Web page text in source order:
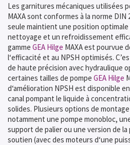
Les garnitures mécaniques utilisées
MAXA sont conformes à la norme
seule maintient une position optimale
nettoyage et un refroidissement
gamme GEA Hilge MAXA est pourvue
l‘efficacité et au NPSH optimisés.
de haute précision avec hydraulique
certaines tailles de pompe GEA Hilge
d‘amélioration NPSH est disponible
canal pompant le liquide à
solides. Plusieurs options de
notamment une pompe monobloc,
support de palier ou une version de la
soutien (avec des moteurs d‘une